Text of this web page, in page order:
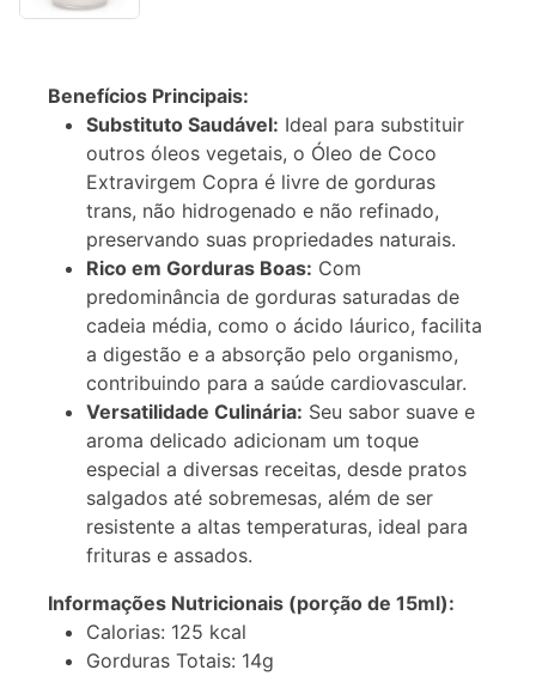
Informação
adicional
Benefícios Principais:
Substituto Saudável: Ideal para substituir
outros óleos vegetais, o Óleo de Coco
Extravirgem Copra é livre de gorduras
trans, não hidrogenado e não refinado,
preservando suas propriedades naturais.
Rico em Gorduras Boas: Com
predominância de gorduras saturadas de
cadeia média, como o ácido láurico, facilita
a digestão e a absorção pelo organismo,
contribuindo para a saúde cardiovascular.
Versatilidade Culinária: Seu sabor suave e
aroma delicado adicionam um toque
especial a diversas receitas, desde pratos
salgados até sobremesas, além de ser
resistente a altas temperaturas, ideal para
frituras e assados.
Informações Nutricionais (porção de 15ml):
Calorias: 125 kcal
Gorduras Totais: 14g